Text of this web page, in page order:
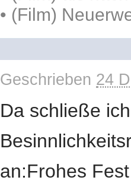
• (Film)
Geschrieben 24
Da schließe
an:Frohes